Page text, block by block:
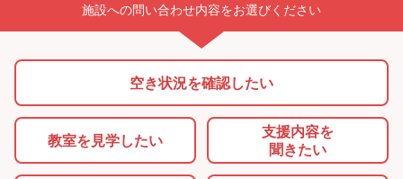
施設への問い合わせ内容をお選びください
空き状況を確認したい
教室を見学したい
支援内容を
聞きたい